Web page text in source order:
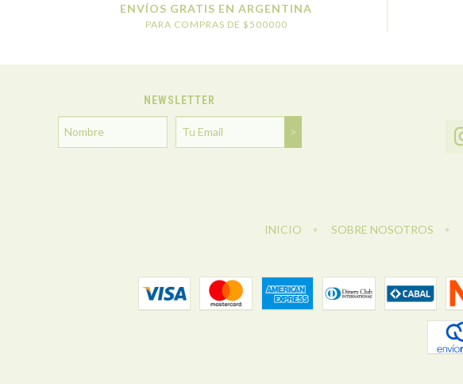
ENVÍOS GRATIS EN ARGENTINA
PARA COMPRAS DE $500000
NEWSLETTER
INICIO SOBRE NOSOTROS